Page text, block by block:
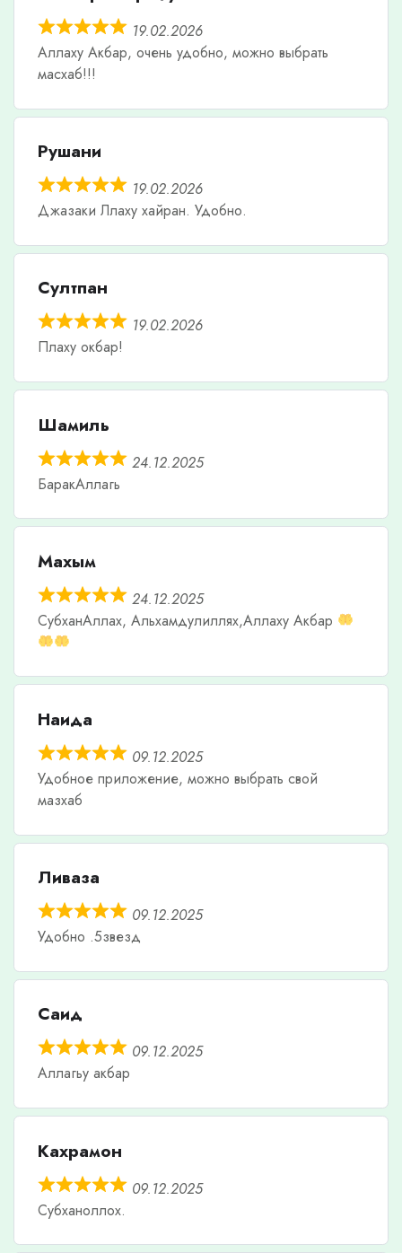
19.02.2026
Аллаху Акбар, очень удобно, можно выбрать
масхаб!!!
Рушани
19.02.2026
Джазаки Ллаху хайран. Удобно.
Султпан
19.02.2026
Плаху окбар!
Шамиль
24.12.2025
БаракАллагь
Махым
24.12.2025
СубханАллах, Альхамдулиллях,Аллаху Акбар
Наида
09.12.2025
Удобное приложение, можно выбрать свой
мазхаб
Ливаза
09.12.2025
Удобно .5звезд
Саид
09.12.2025
Аллагьу акбар
Кахрамон
09.12.2025
Субханоллох.